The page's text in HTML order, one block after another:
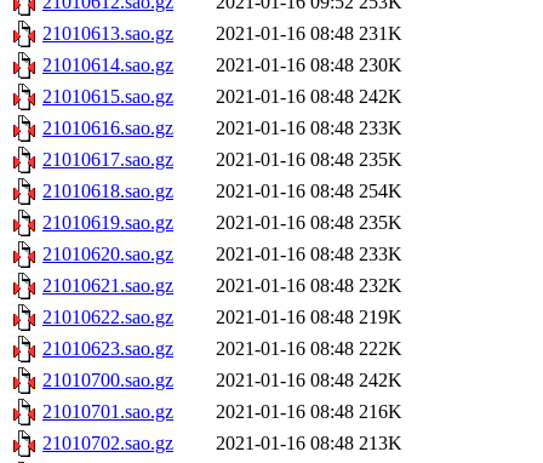
21010613.sao.gz
2021-01-16 08:48 231K
21010614.sao.gz
2021-01-16 08:48 230K
21010615.sao.gz
2021-01-16 08:48 242K
21010616.sao.gz
2021-01-16 08:48 233K
21010617.sao.gz
2021-01-16 08:48 235K
21010618.sao.gz
2021-01-16 08:48 254K
21010619.sao.gz
2021-01-16 08:48 235K
21010620.sao.gz
2021-01-16 08:48 233K
21010621.sao.gz
2021-01-16 08:48 232K
21010622.sao.gz
2021-01-16 08:48 219K
21010623.sao.gz
2021-01-16 08:48 222K
21010700.sao.gz
2021-01-16 08:48 242K
21010701.sao.gz
2021-01-16 08:48 216K
21010702.sao.gz
2021-01-16 08:48 213K